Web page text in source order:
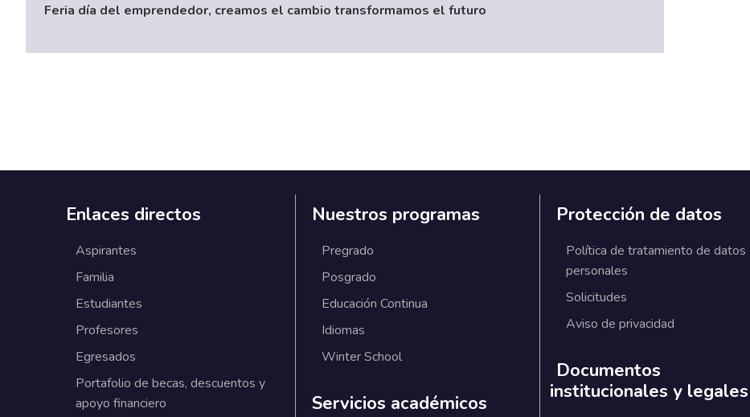
Feria día del emprendedor, creamos el cambio transformamos el futuro
Enlaces directos
Aspirantes
Familia
Estudiantes
Profesores
Egresados
Portafolio de becas, descuentos y
apoyo financiero
Nuestros programas
Pregrado
Posgrado
Educación Continua
Idiomas
Winter School
Servicios académicos
Protección de datos
Política de tratamiento de datos
personales
Solicitudes
Aviso de privacidad
Documentos
institucionales y legales